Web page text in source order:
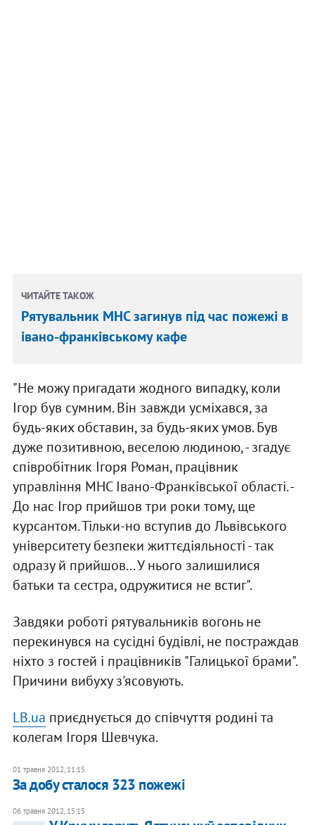
ЧИТАЙТЕ ТАКОЖ
Рятувальник МНС загинув під час пожежі в
івано-франківському кафе
"Не можу пригадати жодного випадку, коли
Ігор був сумним. Він завжди усміхався, за
будь-яких обставин, за будь-яких умов. Був
дуже позитивною, веселою людиною, - згадує
співробітник Ігоря Роман, працівник
управління МНС Івано-Франківської області. -
До нас Ігор прийшов три роки тому, ще
курсантом. Тільки-но вступив до Львівського
університету безпеки життєдіяльності - так
одразу й прийшов... У нього залишилися
батьки та сестра, одружитися не встиг".
Завдяки роботі рятувальників вогонь не
перекинувся на сусідні будівлі, не постраждав
ніхто з гостей і працівників "Галицької брами".
Причини вибуху з'ясовують.
LB.ua приєднується до співчуття родині та
колегам Ігоря Шевчука.
01 травня 2012, 11:15
За добу сталося 323 пожежі
06 травня 2012, 15:15